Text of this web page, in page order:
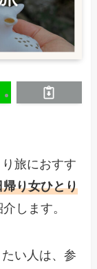
旅におすす
帰り女ひとり
します。
い人は、参